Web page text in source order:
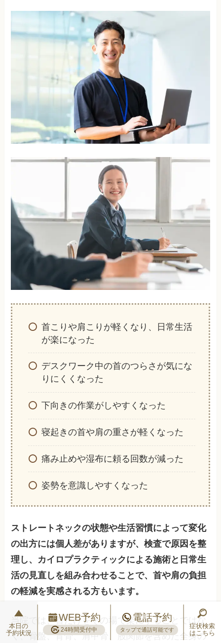
首こりや肩こりが軽くなり、日常生活
が楽になった
デスクワーク中の首のつらさが気にな
りにくくなった
下向きの作業がしやすくなった
寝起きの首や肩の重さが軽くなった
痛み止めや湿布に頼る回数が減った
姿勢を意識しやすくなった
ストレートネックの状態や生活習慣によって変化
の出方には個人差がありますが、検査で原因を整
理し、カイロプラクティックによる施術と日常生
活の見直しを組み合わせることで、首や肩の負担
の軽減を実感される方もいます。
当院では、首だけをその場で楽にすることではな
く、骨盤、背骨、肩甲骨、股関節を含めた全身の
本日の
予約状況
WEB予約
24時間受付中
電話予約
タップで通話可能です
症状検索
はこちら